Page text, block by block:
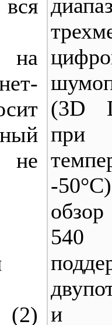
на
не
(2)
(3D
при
-
540
и